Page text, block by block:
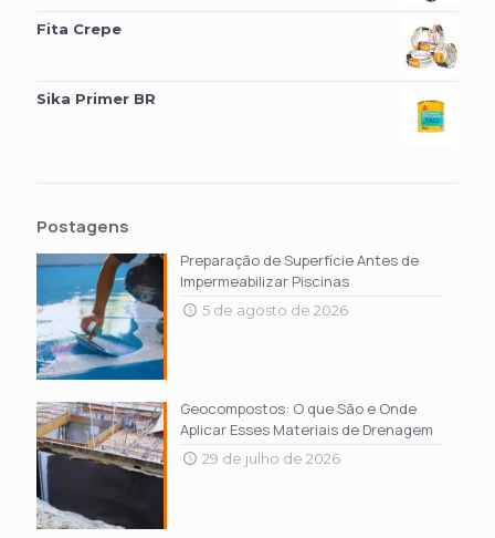
Fita Crepe
Sika Primer BR
Postagens
Preparação de Superfície Antes de
Impermeabilizar Piscinas
5 de agosto de 2026
Geocompostos: O que São e Onde
Aplicar Esses Materiais de Drenagem
29 de julho de 2026